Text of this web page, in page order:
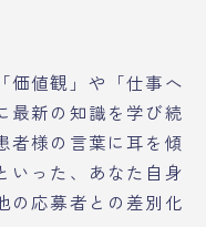
価値観」や「仕事へ
最新の知識を学び続
者様の言葉に耳を傾
いった、あなた自身
の応募者との差別化